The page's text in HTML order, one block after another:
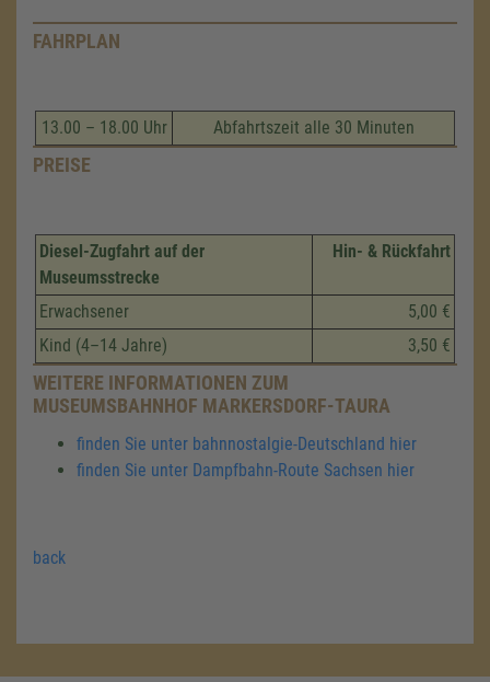
FAHRPLAN
13.00 – 18.00 Uhr Abfahrtszeit alle 30 Minuten
PREISE
Diesel-Zugfahrt auf der
Museumsstrecke
Hin- & Rückfahrt
Erwachsener
5,00 €
Kind (4–14 Jahre)
3,50 €
WEITERE INFORMATIONEN ZUM
MUSEUMSBAHNHOF MARKERSDORF-TAURA
finden Sie unter bahnnostalgie-Deutschland hier
finden Sie unter Dampfbahn-Route Sachsen hier
back